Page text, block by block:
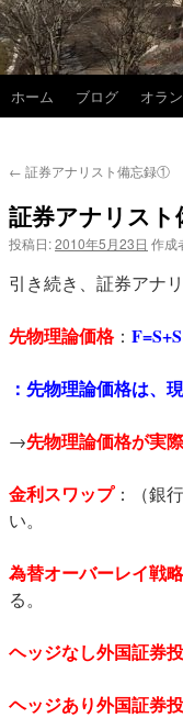
ン
ス
ホーム ブログ オラ
← 証券アナリスト備忘録①
証券アナリス
投稿日:2010年5月23日 作成
引き続き、証券アナ
先物理論価格：
：先物理論価格は、
→先物理論価格が実
金利スワップ：（銀
い。
為替オーバーレイ戦略
る。
ヘッジなし外国証券
ヘッジあり外国証券